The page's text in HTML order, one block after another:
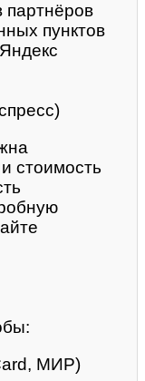
партнёров
пунктов
стоимость
МИР)